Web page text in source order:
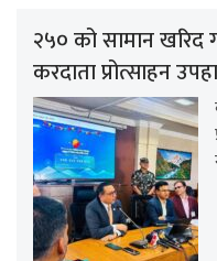
२५० को सामान खरिद
करदाता प्रोत्साहन